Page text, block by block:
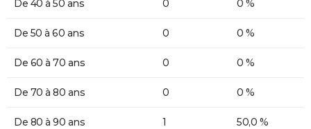
De 40 à 50 ans 0 0 %
De 50 à 60 ans 0 0 %
De 60 à 70 ans 0 0 %
De 70 à 80 ans 0 0 %
De 80 à 90 ans 1 50,0 %